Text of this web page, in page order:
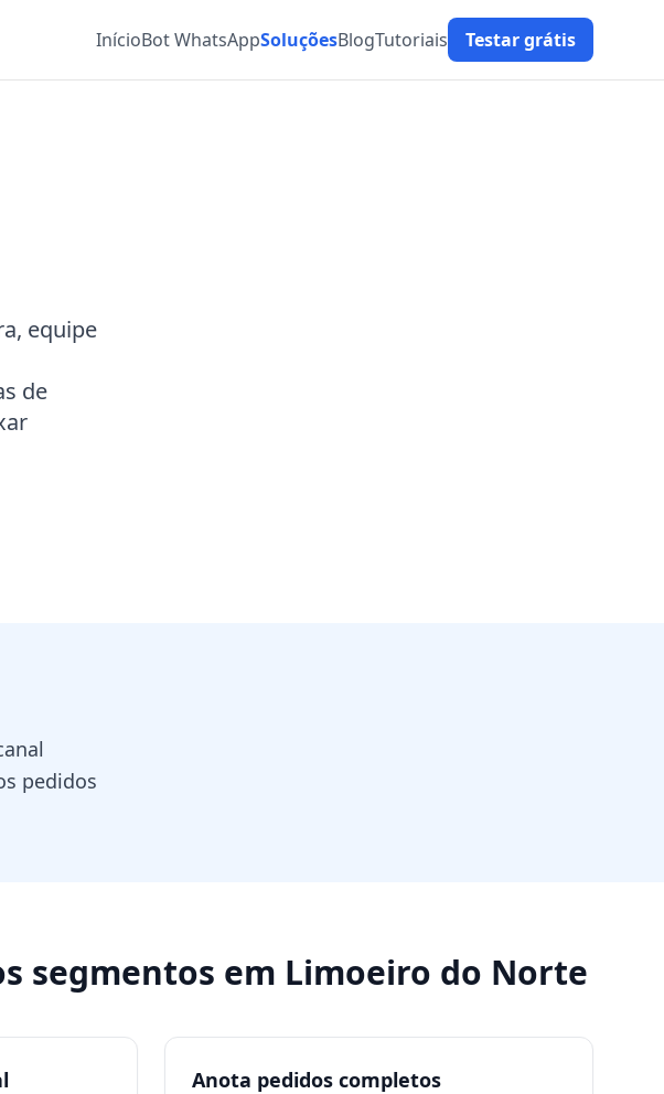
InícioBot WhatsAppSoluçõesBlogTutoriais Testar grátis
equipe
de
pedidos
segmentos em Limoeiro do Norte
Anota pedidos completos